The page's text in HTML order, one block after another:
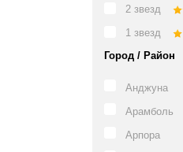
2 звезд
1 звезд
Город / Район
Анджуна
Арамболь
Арпора